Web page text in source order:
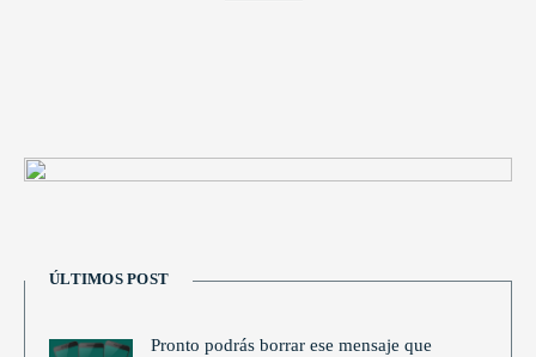
ÚLTIMOS POST
Pronto podrás borrar ese mensaje que